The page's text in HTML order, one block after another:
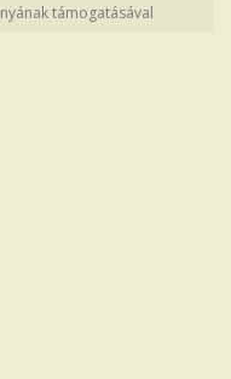
támogatásával